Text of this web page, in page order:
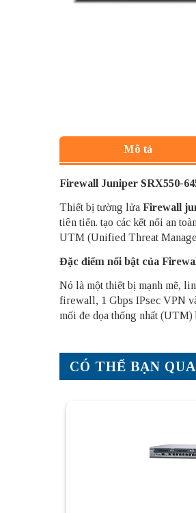
Mô tả
Firewall Juniper SRX550-
Thiết bị tường lửa Firewall
tiên tiến. tạo các kết nối an
UTM (Unified Threat
Đặc điểm nổi bật của
Nó là một thiết bị mạnh mẽ,
firewall, 1 Gbps IPsec VPN
mối đe dọa thống nhất (UTM)
CÓ THỂ BẠN